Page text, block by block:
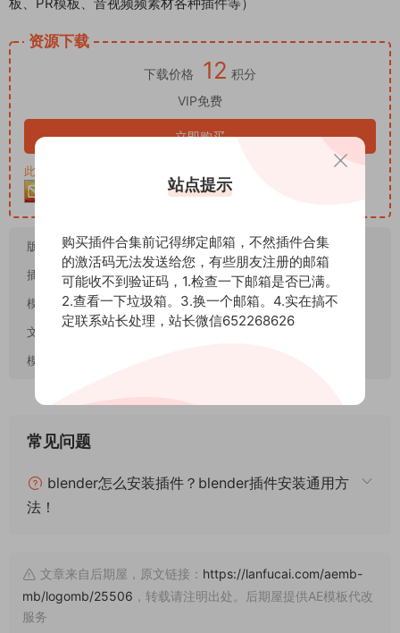
资源下载
下载价格 12 积分
VIP免费
立即购买
此资源购买后30天内可下载。客服QQ：652268626
版本要求：CC2020
插件要求：不需要任何第三方插件
模板尺寸：1920*1080
文件大小： MB
模板格式：
常见问题
blender怎么安装插件？blender插件安装通用方
法！
文章来自后期屋，原文链接： https://lanfucai.com/aemb-
mb/logomb/25506 ，转载请注明出处。后期屋提供AE模板代改
服务
站点提示
购买插件合集前记得绑定邮箱，不然插件合集
的激活码无法发送给您，有些朋友注册的邮箱
可能收不到验证码，1.检查一下邮箱是否已满。
2.查看一下垃圾箱。3.换一个邮箱。4.实在搞不
定联系站长处理，站长微信652268626